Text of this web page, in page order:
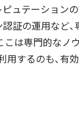
ピュテーション
証の運用など
こは専門的なノ
用するのも、有